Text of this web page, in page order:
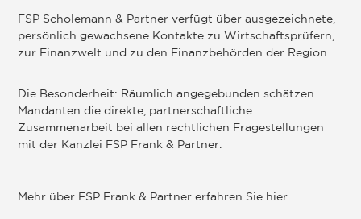
FSP Scholemann & Partner verfügt über ausgezeichnete,
persönlich gewachsene Kontakte zu Wirtschaftsprüfern,
zur Finanzwelt und zu den Finanzbehörden der Region.
Die Besonderheit: Räumlich angegebunden schätzen
Mandanten die direkte, partnerschaftliche
Zusammenarbeit bei allen rechtlichen Fragestellungen
mit der Kanzlei FSP Frank & Partner.
Mehr über FSP Frank & Partner erfahren Sie hier.